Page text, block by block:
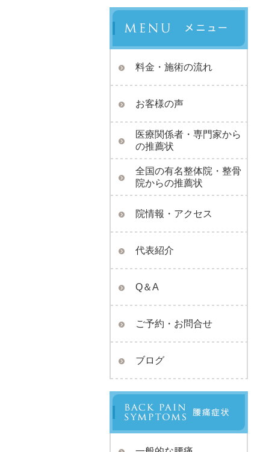
料金・施術の流れ
お客様の声
医療関係者・専門家から
の推薦状
全国の有名整体院・整骨
院からの推薦状
院情報・アクセス
代表紹介
Q＆A
ご予約・お問合せ
ブログ